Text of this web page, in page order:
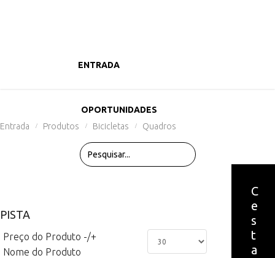
ENTRADA
OPORTUNIDADES
Entrada
/ Produtos / Bicicletas / Quadros
PISTA
Preço do Produto -/+
Nome do Produto
C
e
s
t
a